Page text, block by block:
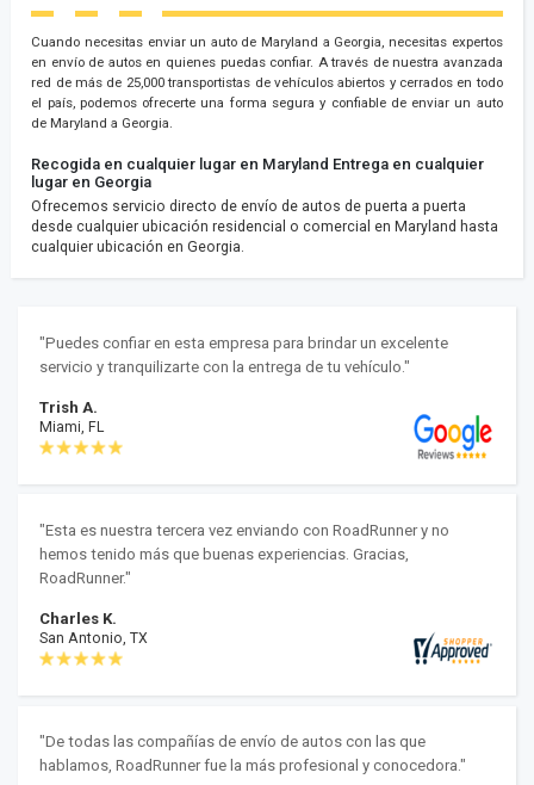
Cuando necesitas enviar un auto de Maryland a Georgia, necesitas expertos
en envío de autos en quienes puedas confiar. A través de nuestra avanzada
red de más de 25,000 transportistas de vehículos abiertos y cerrados en todo
el país, podemos ofrecerte una forma segura y confiable de enviar un auto
de Maryland a Georgia.
Recogida en cualquier lugar en Maryland Entrega en cualquier
lugar en Georgia
Ofrecemos servicio directo de envío de autos de puerta a puerta
desde cualquier ubicación residencial o comercial en Maryland hasta
cualquier ubicación en Georgia.
"Puedes confiar en esta empresa para brindar un excelente
servicio y tranquilizarte con la entrega de tu vehículo."
Trish A.
Miami, FL
"Esta es nuestra tercera vez enviando con RoadRunner y no
hemos tenido más que buenas experiencias. Gracias,
RoadRunner."
Charles K.
San Antonio, TX
"De todas las compañías de envío de autos con las que
hablamos, RoadRunner fue la más profesional y conocedora."